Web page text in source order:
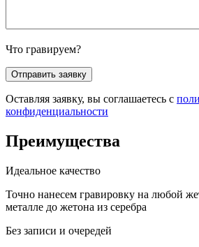
Что гравируем?
Оставляя заявку, вы соглашаетесь с
конфиденциальности
Преимущества
Идеальное качество
Точно нанесем гравировку на любой
металле до жетона из серебра
Без записи и очередей